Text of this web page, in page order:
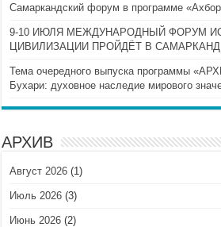
Самаркандский форум в программе
9-10 ИЮЛЯ МЕЖДУНАРОДНЫЙ ФОРУМ
ЦИВИЛИЗАЦИИ ПРОЙДЁТ В
Тема очередного выпуска программы
Бухари: духовное наследие мирового
АРХИВ
Август 2026 (1)
Июль 2026 (3)
Июнь 2026 (2)